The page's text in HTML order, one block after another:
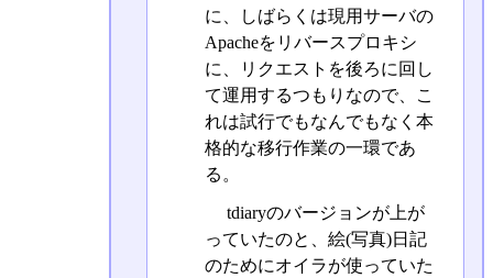
に、しばらくは現用サーバの
Apacheをリバースプロキシ
に、リクエストを後ろに回し
て運用するつもりなので、こ
れは試行でもなんでもなく本
格的な移行作業の一環であ
る。
tdiaryのバージョンが上が
っていたのと、絵(写真)日記
のためにオイラが使っていた